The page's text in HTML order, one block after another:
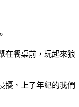
在餐桌前，玩起來狼
擾，上了年紀的我們